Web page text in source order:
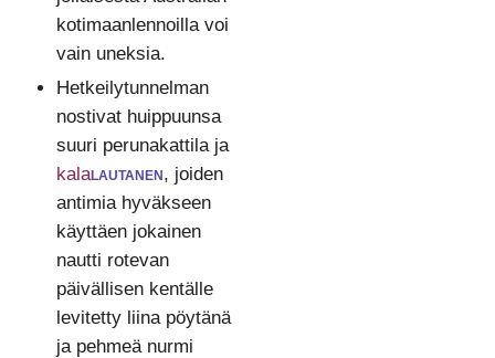
kotimaanlennoilla voi
vain uneksia.
Hetkeilytunnelman
nostivat huippuunsa
suuri perunakattila ja
kalalautanen, joiden
antimia hyväkseen
käyttäen jokainen
nautti rotevan
päivällisen kentälle
levitetty liina pöytänä
ja pehmeä nurmi